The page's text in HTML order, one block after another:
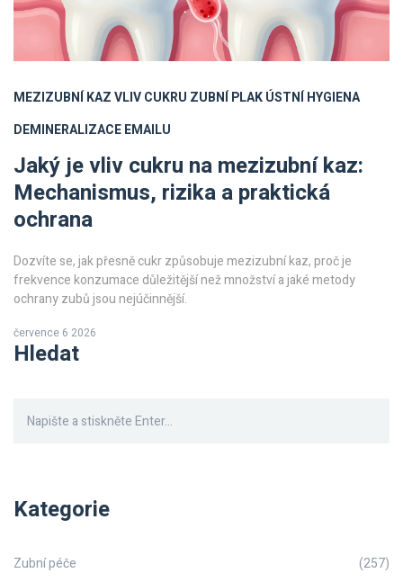
MEZIZUBNÍ KAZVLIV CUKRU ZUBNÍ PLAKÚSTNÍ HYGIENA
DEMINERALIZACE EMAILU
Jaký je vliv cukru na mezizubní kaz:
Mechanismus, rizika a praktická
ochrana
Dozvíte se, jak přesně cukr způsobuje mezizubní kaz, proč je
frekvence konzumace důležitější než množství a jaké metody
ochrany zubů jsou nejúčinnější.
července 6 2026
Hledat
Kategorie
Zubní péče (257)